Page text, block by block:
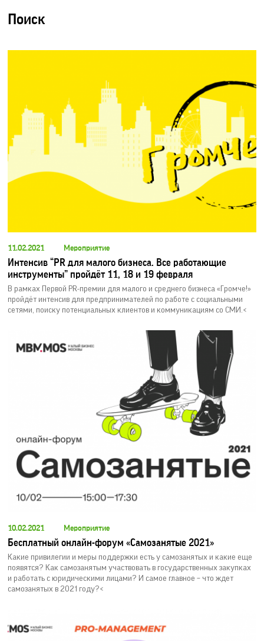
Поиск
11.02.2021 Мероприятие
Интенсив “PR для малого бизнеса. Все работающие
инструменты” пройдёт 11, 18 и 19 февраля
В рамках Первой PR-премии для малого и среднего бизнеса «Громче!»
пройдёт интенсив для предпринимателей по работе с социальными
сетями, поиску потенциальных клиентов и коммуникациям со СМИ.<
10.02.2021 Мероприятие
Бесплатный онлайн-форум «Самозанятые 2021»
Какие привилегии и меры поддержки есть у самозанятых и какие еще
появятся? Как самозанятым участвовать в государственных закупках
и работать с юридическими лицами? И самое главное – что ждет
самозанятых в 2021 году?<